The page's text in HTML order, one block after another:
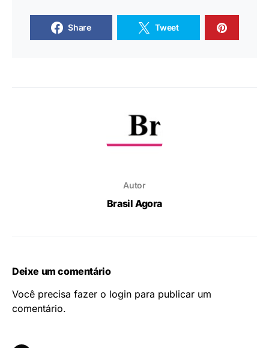
Share Tweet
Autor
Brasil Agora
Deixe um comentário
Você precisa fazer o login para publicar um
comentário.